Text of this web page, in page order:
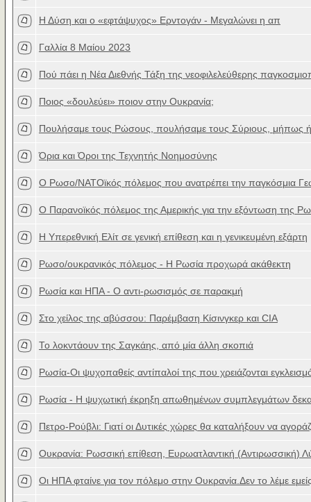
Η Δύση και ο «εφτάψυχος» Ερντογάν - Μεγαλώνει η απ
Γαλλία 8 Μαίου 2023
Πού πάει η Νέα Διεθνής Τάξη της νεοφιλελεύθερης
Ποιος «δουλεύει» ποιον στην Ουκρανία;
Πουλήσαμε τους Ρώσους, πουλήσαμε τους Σύριους, μήπως
Όρια και Όροι της Τεχνητής Νοημοσύνης
Ο Ρωσο/ΝΑΤΟϊκός πόλεμος που ανατρέπει την παγκόσμια
Ο Παρανοϊκός πόλεμος της Αμερικής για την εξόντωση της
Η Υπερεθνική Ελίτ σε γενική επίθεση και η γενικευμένη εξάρτη
Ρωσο/ουκρανικός πόλεμος - Η Ρωσία προχωρά ακάθεκτη
Ρωσία και ΗΠΑ - O αντι-ρωσισμός σε παρακμή
Στο χείλος της αβύσσου: Παρέμβαση Κίσινγκερ και CIA
Το λοκντάουν της Σαγκάης, από μία άλλη σκοπιά
Ρωσία-Οι ψυχοπαθείς αντίπαλοί της που χρειάζονται
Ρωσία - Η ψυχωτική έκρηξη απωθημένων συμπλεγμάτων
Πετρο-Ρούβλι: Γιατί οι Δυτικές χώρες θα καταλήξουν να αγοράζ
Ουκρανία: Ρωσσική επίθεση, Ευρωατλαντική (Αντιρωσσική)
Οι ΗΠΑ φταίνε για τον πόλεμο στην Ουκρανία.Δεν το λέμε